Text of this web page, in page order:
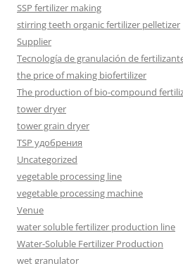
SSP fertilizer making
stirring teeth organic fertilizer pelletizer
Supplier
Tecnología de granulación de
the price of making biofertilizer
The production of bio-compound
tower dryer
tower grain dryer
TSP удобрения
Uncategorized
vegetable processing line
vegetable processing machine
Venue
water soluble fertilizer production line
Water-Soluble Fertilizer Production
wet granulator